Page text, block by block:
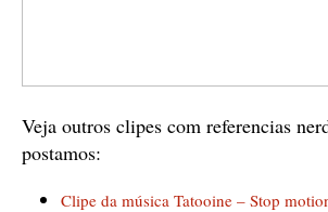
Veja outros clipes com referencias
postamos:
Clipe da música Tatooine – Stop